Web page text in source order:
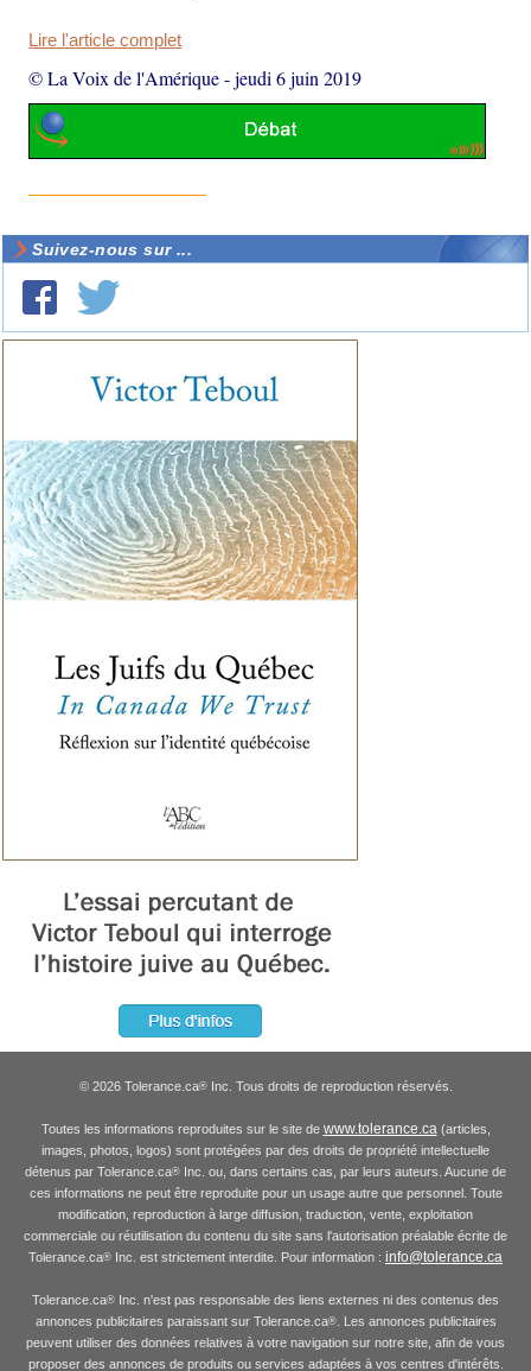
Lire l'article complet
© La Voix de l'Amérique-jeudi 6 juin 2019
Suivez-nous sur ...
© 2026 Tolerance.ca®Inc. Tous droits de reproduction réservés.
Toutes les informations reproduites sur le site de www.tolerance.ca(articles,
images, photos, logos) sont protégées par des droits de propriété intellectuelle
détenus par Tolerance.ca® Inc. ou, dans certains cas, par leurs auteurs. Aucune de
ces informations ne peut être reproduite pour un usage autre que personnel. Toute
modification, reproduction à large diffusion, traduction, vente, exploitation
commerciale ou réutilisation du contenu du site sans l'autorisation préalable écrite de
Tolerance.ca® Inc. est strictement interdite. Pour information : info@tolerance.ca
Tolerance.ca® Inc. n'est pas responsable des liens externes ni des contenus des
annonces publicitaires paraissant sur Tolerance.ca®. Les annonces publicitaires
peuvent utiliser des données relatives à votre navigation sur notre site, afin de vous
proposer des annonces de produits ou services adaptées à vos centres d'intérêts.